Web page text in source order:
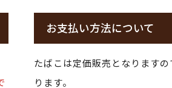
お支払い方法について
たばこは定価販売となります
ります。